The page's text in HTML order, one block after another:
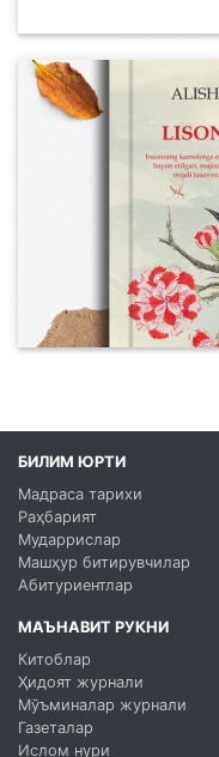
БИЛИМ ЮРТИ
Мадраса тарихи
Раҳбарият
Мударрислар
Машҳур битирувчилар
Абитуриентлар
МАЪНАВИТ РУКНИ
Китоблар
Ҳидоят журнали
Мўъминалар журнали
Газеталар
Ислом нури